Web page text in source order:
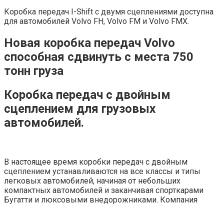
Коробка передач I-Shift с двумя сцеплениями доступна
для автомобилей Volvo FH, Volvo FM и Volvo FMX.
Новая коробка передач Volvo
способная сдвинуть с места 750
тонн груза
Коробка передач с двойным
сцеплением для грузовых
автомобилей.
В настоящее время коробки передач с двойным
сцеплением устанавливаются на все классы и типы
легковых автомобилей, начиная от небольших
компактных автомобилей и заканчивая спорткарами
Бугатти и люксовыми внедорожниками. Компания